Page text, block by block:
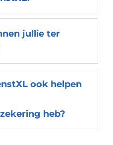
jullie ter
ook helpen
heb?